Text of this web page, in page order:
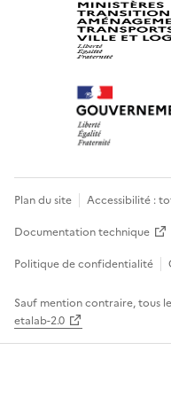
Plan du site Accessibilité :
Documentation technique
Politique de confidentialité
Sauf mention contraire, tous
etalab-2.0